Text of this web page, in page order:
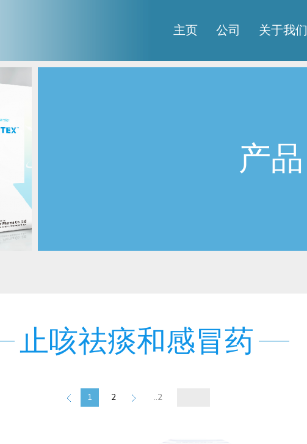
主页 公司 关于我们
产品
止咳祛痰和感冒药
1 2 ..2